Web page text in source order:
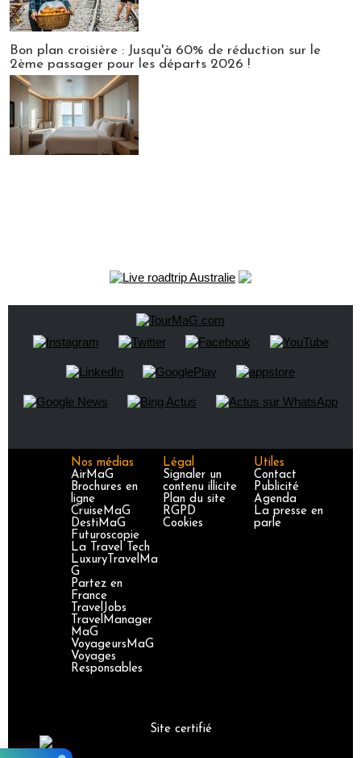
Bon plan croisière : Jusqu'à 60% de réduction sur le
2ème passager pour les départs 2026 !
Nos médias
AirMaG
Brochures en
ligne
CruiseMaG
DestiMaG
Futuroscopie
La Travel Tech
LuxuryTravelMa
G
Partez en
France
TravelJobs
TravelManager
MaG
VoyageursMaG
Voyages
Responsables
Légal
Signaler un
contenu illicite
Plan du site
RGPD
Cookies
Utiles
Contact
Publicité
Agenda
La presse en
parle
Site certifié